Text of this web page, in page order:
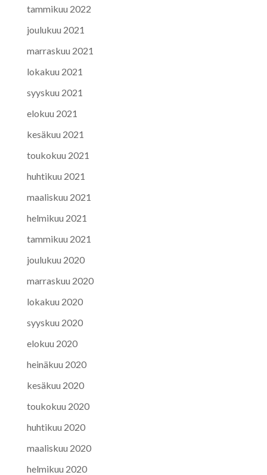
tammikuu 2022
joulukuu 2021
marraskuu 2021
lokakuu 2021
syyskuu 2021
elokuu 2021
kesäkuu 2021
toukokuu 2021
huhtikuu 2021
maaliskuu 2021
helmikuu 2021
tammikuu 2021
joulukuu 2020
marraskuu 2020
lokakuu 2020
syyskuu 2020
elokuu 2020
heinäkuu 2020
kesäkuu 2020
toukokuu 2020
huhtikuu 2020
maaliskuu 2020
helmikuu 2020